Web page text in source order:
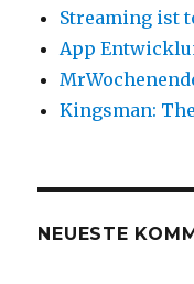
Streaming ist
App
Kingsman:
NEUESTE